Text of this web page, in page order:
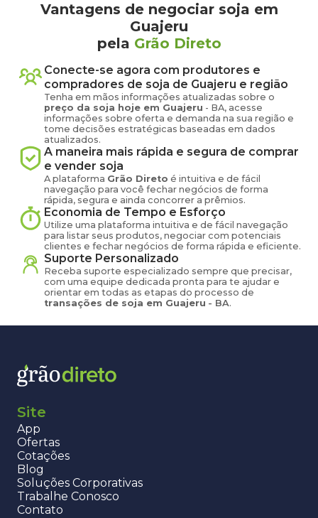
Vantagens de negociar soja em
Guajeru
pela Grão Direto
Conecte-se agora com produtores e
compradores de soja de Guajeru e região
Tenha em mãos informações atualizadas sobre o
preço da soja hoje em Guajeru - BA, acesse
informações sobre oferta e demanda na sua região e
tome decisões estratégicas baseadas em dados
atualizados.
A maneira mais rápida e segura de comprar
e vender soja
A plataforma Grão Direto é intuitiva e de fácil
navegação para você fechar negócios de forma
rápida, segura e ainda concorrer a prêmios.
Economia de Tempo e Esforço
Utilize uma plataforma intuitiva e de fácil navegação
para listar seus produtos, negociar com potenciais
clientes e fechar negócios de forma rápida e eficiente.
Suporte Personalizado
Receba suporte especializado sempre que precisar,
com uma equipe dedicada pronta para te ajudar e
orientar em todas as etapas do processo de
transações de soja em Guajeru - BA.
Site
App
Ofertas
Cotações
Blog
Soluções Corporativas
Trabalhe Conosco
Contato